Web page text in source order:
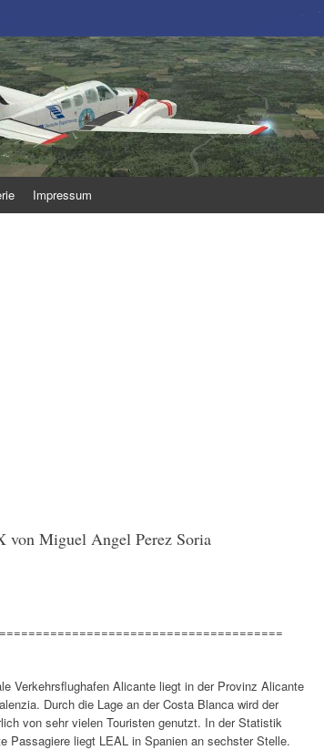
Impressum
Miguel Angel Perez Soria
Verkehrsflughafen Alicante liegt in der Provinz Alicante
Durch die Lage an der Costa Blanca wird der
von sehr vielen Touristen genutzt. In der Statistik
Passagiere liegt LEAL in Spanien an sechster Stelle.